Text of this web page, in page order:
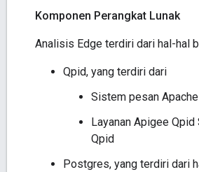
Komponen Perangkat Lunak
Analisis Edge terdiri dari hal-hal
Qpid, yang terdiri dari
Sistem pesan
Layanan Apigee
Qpid
Postgres, yang terdiri dari